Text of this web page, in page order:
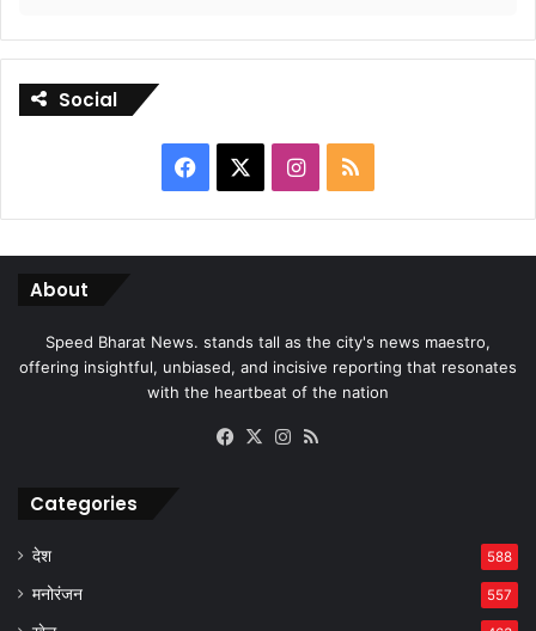
Social
Facebook Instagram
RSS
About
Speed Bharat News. stands tall as the city's news maestro,
offering insightful, unbiased, and incisive reporting that resonates
with the heartbeat of the nation
Facebook
X Instagram
Categories
देश 588
मनोरंजन 557